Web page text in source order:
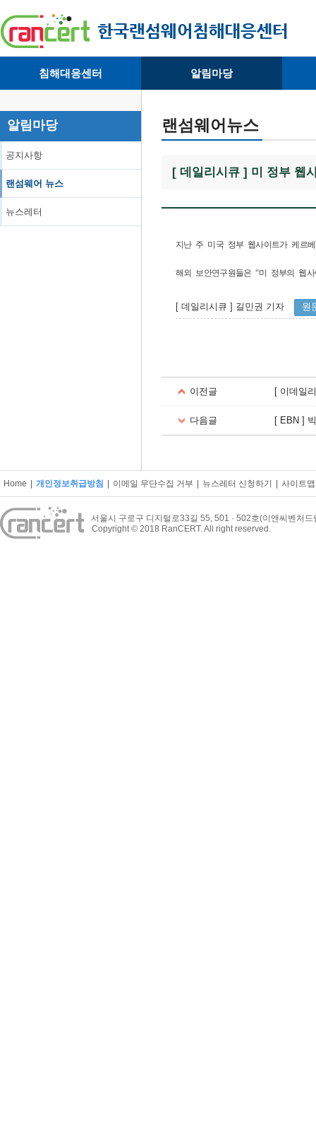
침해대응센터
· 침해피해신고
· 개인정보취급방침
알림마당
· 뉴스레터
알림마당
공지사항
랜섬웨어 뉴스
뉴스레터
랜섬웨어뉴스
[ 데일리시큐 ] 미 정부 웹
지난 주 미국 정부 웹사이트가 케르
해외 보안연구원들은 “미 정부의 웹사
[ 데일리시큐 ] 길민권 기자 원
이전글 [ 이데일
다음글 [ EBN ]
Home 개인정보취급방침 이메일 무단수집 거부 뉴스레터 신청하기 사이트맵
서울시 구로구 디지털로33길 55, 501 · 502호(이앤씨벤처드
Copyright © 2018 RanCERT. All right reserved.